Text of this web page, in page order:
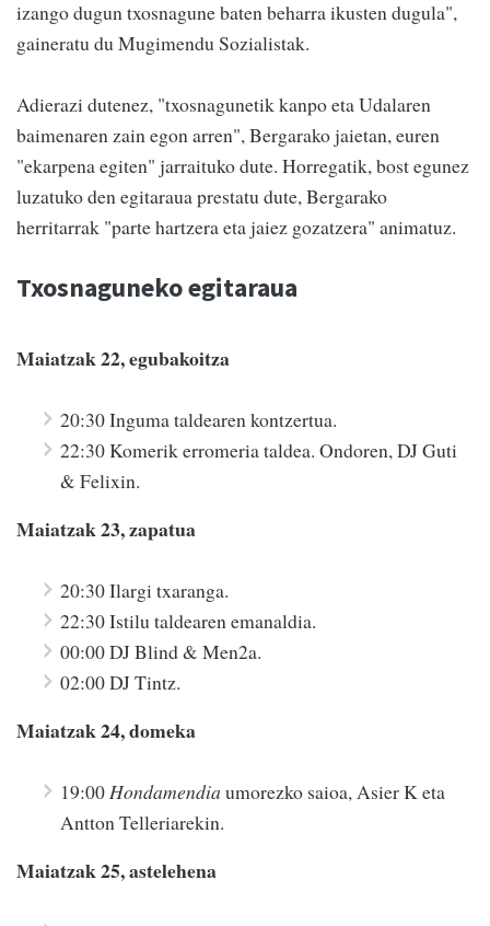
izango dugun txosnagune baten beharra ikusten dugula",
gaineratu du Mugimendu Sozialistak.
Adierazi dutenez, "txosnagunetik kanpo eta Udalaren
baimenaren zain egon arren", Bergarako jaietan, euren
"ekarpena egiten" jarraituko dute. Horregatik, bost egunez
luzatuko den egitaraua prestatu dute, Bergarako
herritarrak "parte hartzera eta jaiez gozatzera" animatuz.
Txosnaguneko egitaraua
Maiatzak 22, egubakoitza
20:30 Inguma taldearen kontzertua.
22:30 Komerik erromeria taldea. Ondoren, DJ Guti
& Felixin.
Maiatzak 23, zapatua
20:30 Ilargi txaranga.
22:30 Istilu taldearen emanaldia.
00:00 DJ Blind & Men2a.
02:00 DJ Tintz.
Maiatzak 24, domeka
19:00Hondamendia umorezko saioa, Asier K eta
Antton Telleriarekin.
Maiatzak 25, astelehena